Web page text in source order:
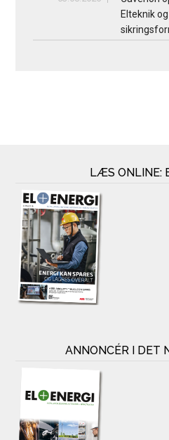
Elteknik
LÆS ONLINE:
ANNONCÉR I DET